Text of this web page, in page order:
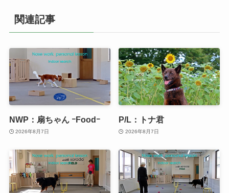
関連記事
NWP：扇ちゃん ｰFoodｰ
2026年8月7日
P/L：トナ君
2026年8月7日